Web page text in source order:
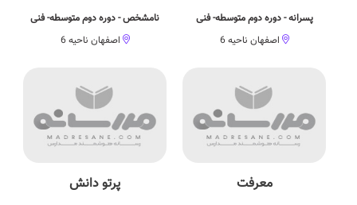
پسرانه - دوره دوم متوسطه- فنی
اصفهان ناحیه 6
نامشخص - دوره دوم متوسطه- فنی
اصفهان ناحیه 6
معرفت پرتو دانش